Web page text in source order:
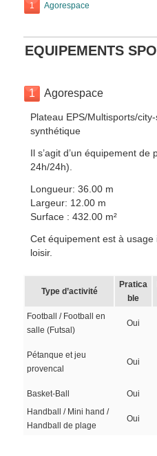
1 Agorespace
EQUIPEMENTS
1 Agorespace
Plateau EPS/Multisports/
synthétique
Il s’agit d’un équipement
24h/24h).
Longueur: 36.00 m
Largeur: 12.00 m
Surface : 432.00 m²
Cet équipement est à
loisir.
Type d’activité
Pratica
ble
Football / Football en
salle (Futsal)
Oui
Pétanque et jeu
provencal
Oui
Basket-Ball
Oui
Handball / Mini hand /
Handball de plage
Oui